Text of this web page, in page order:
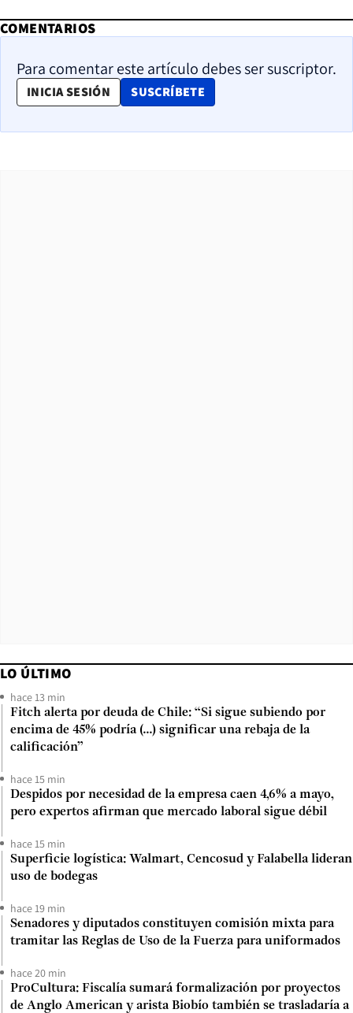
COMENTARIOS
Para comentar este artículo debes ser suscriptor.
INICIA SESIÓN SUSCRÍBETE
OPENS IN NEW WINDOW
LO ÚLTIMO
hace 13 min
Fitch alerta por deuda de Chile: “Si sigue subiendo por
encima de 45% podría (...) significar una rebaja de la
calificación”
hace 15 min
Despidos por necesidad de la empresa caen 4,6% a mayo,
pero expertos afirman que mercado laboral sigue débil
hace 15 min
Superficie logística: Walmart, Cencosud y Falabella lideran
uso de bodegas
hace 19 min
Senadores y diputados constituyen comisión mixta para
tramitar las Reglas de Uso de la Fuerza para uniformados
hace 20 min
ProCultura: Fiscalía sumará formalización por proyectos
de Anglo American y arista Biobío también se trasladaría a